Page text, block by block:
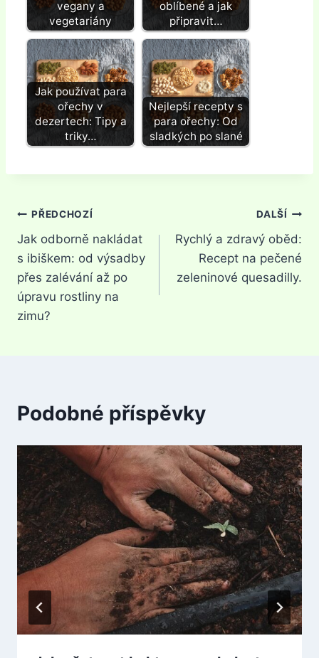
vegany a
vegetariány
oblíbené a jak
připravit…
Jak používat para
ořechy v
dezertech: Tipy a
triky…
Nejlepší recepty s
para ořechy: Od
sladkých po slané
Navigace
pro
příspěvek
PŘEDCHOZÍ
Jak odborně nakládat
s ibiškem: od výsadby
přes zalévání až po
úpravu rostliny na
zimu?
DALŠÍ
Rychlý a zdravý oběd:
Recept na pečené
zeleninové quesadilly.
Podobné příspěvky